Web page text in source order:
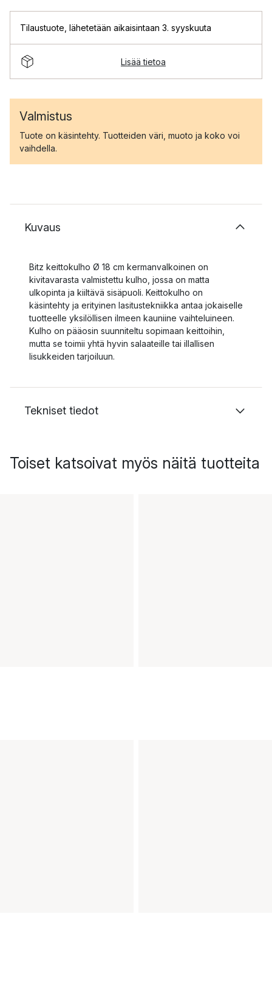
Tilaustuote lähetetään aikaisintaan 3. syyskuuta
Lisää tietoa
Valmistus
Tuote on käsintehty. Tuotteiden väri, muoto ja koko voi
vaihdella.
Kuvaus
Bitz keittokulho Ø 18 cm kermanvalkoinen on
kivitavarasta valmistettu kulho, jossa on matta
ulkopinta ja kiiltävä sisäpuoli. Keittokulho on
käsintehty ja erityinen lasitustekniikka antaa jokaiselle
tuotteelle yksilöllisen ilmeen kauniine vaihteluineen.
Kulho on pääosin suunniteltu sopimaan keittoihin,
mutta se toimii yhtä hyvin salaateille tai illallisen
lisukkeiden tarjoiluun.
Tekniset tiedot
Toiset katsoivat myös näitä tuotteita